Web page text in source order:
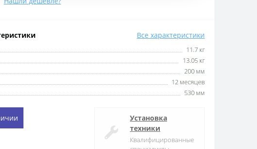
Все характеристики
11.7 кг
13.05 кг
200 мм
12 месяцев
530 мм
Установка
техники
Квалифицированные